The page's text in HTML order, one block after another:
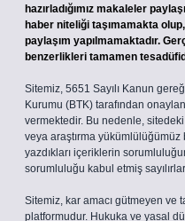
hazırladığımız makaleler
haber niteliği taşımamakta
paylaşım yapılmamaktadır.
benzerlikleri tamamen
Sitemiz, 5651 Sayılı Kanun
Kurumu (BTK) tarafından
vermektedir. Bu nedenle,
veya araştırma
yazdıkları içeriklerin
sorumluluğu kabul etmiş
Sitemiz, kar amacı gütmeyen ve
platformudur. Hukuka ve yasal